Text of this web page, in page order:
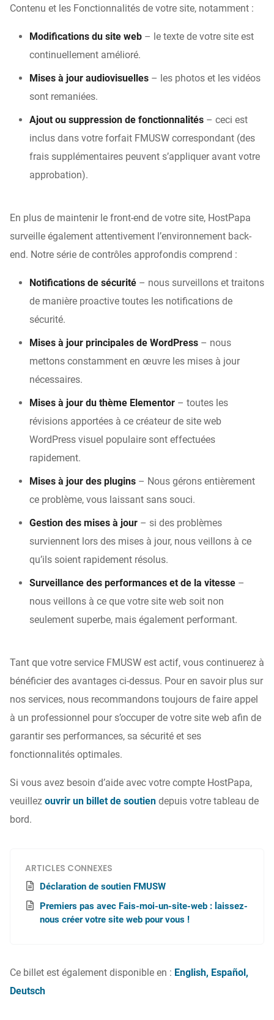
Contenu et les Fonctionnalités de votre site, notamment :
Modifications du site web – le texte de votre site est
continuellement amélioré.
Mises à jour audiovisuelles – les photos et les vidéos
sont remaniées.
Ajout ou suppression de fonctionnalités – ceci est
inclus dans votre forfait FMUSW correspondant (des
frais supplémentaires peuvent s’appliquer avant votre
approbation).
En plus de maintenir le front-end de votre site, HostPapa
surveille également attentivement l’environnement back-
end. Notre série de contrôles approfondis comprend :
Notifications de sécurité – nous surveillons et traitons
de manière proactive toutes les notifications de
sécurité.
Mises à jour principales de WordPress – nous
mettons constamment en œuvre les mises à jour
nécessaires.
Mises à jour du thème Elementor – toutes les
révisions apportées à ce créateur de site web
WordPress visuel populaire sont effectuées
rapidement.
Mises à jour des plugins – Nous gérons entièrement
ce problème, vous laissant sans souci.
Gestion des mises à jour – si des problèmes
surviennent lors des mises à jour, nous veillons à ce
qu’ils soient rapidement résolus.
Surveillance des performances et de la vitesse –
nous veillons à ce que votre site web soit non
seulement superbe, mais également performant.
Tant que votre service FMUSW est actif, vous continuerez à
bénéficier des avantages ci-dessus. Pour en savoir plus sur
nos services, nous recommandons toujours de faire appel
à un professionnel pour s’occuper de votre site web afin de
garantir ses performances, sa sécurité et ses
fonctionnalités optimales.
Si vous avez besoin d’aide avec votre compte HostPapa,
veuillez ouvrir un billet de soutien depuis votre tableau de
bord.
ARTICLES CONNEXES
Déclaration de soutien FMUSW
Premiers pas avec Fais-moi-un-site-web : laissez-
nous créer votre site web pour vous !
Ce billet est également disponible en : English Español
Deutsch